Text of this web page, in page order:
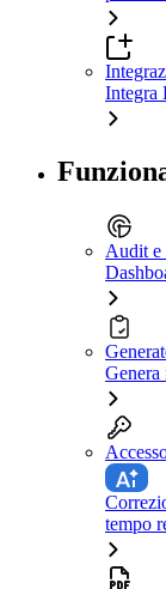
Integra
Audit e
Genera
tempo